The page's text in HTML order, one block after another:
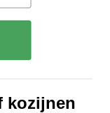
kozijnen